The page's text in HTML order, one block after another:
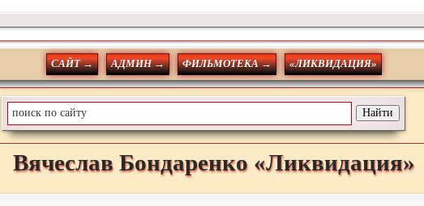
САЙТ → АДМИН → ФИЛЬМОТЕКА → «ЛИКВИДАЦИЯ»
Вячеслав Бондаренко «Ликвидация»